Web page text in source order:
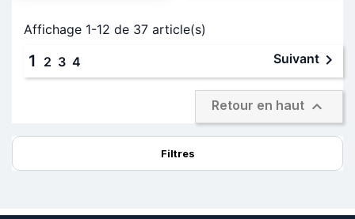
Affichage 1-12 de 37 article(s)
1 2 3 4 Suivant 
Retour en haut 
Filtres